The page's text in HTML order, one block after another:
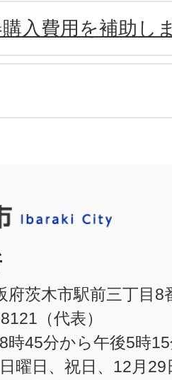
入費用を補助し
府茨木市駅前三丁目8
（代表）
時45分から午後5時
日曜日、祝日、12月